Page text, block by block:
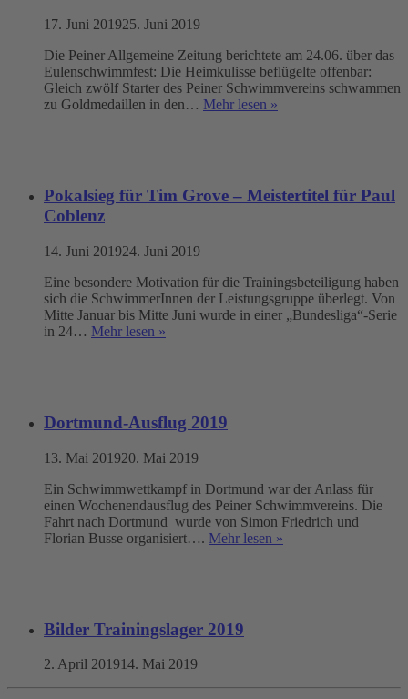
17. Juni 201925. Juni 2019
Die Peiner Allgemeine Zeitung berichtete am 24.06. über das
Eulenschwimmfest: Die Heimkulisse beflügelte offenbar:
Gleich zwölf Starter des Peiner Schwimmvereins schwammen
zu Goldmedaillen in den… Mehr lesen »
Pokalsieg für Tim Grove – Meistertitel für Paul
Coblenz
14. Juni 201924. Juni 2019
Eine besondere Motivation für die Trainingsbeteiligung haben
sich die SchwimmerInnen der Leistungsgruppe überlegt. Von
Mitte Januar bis Mitte Juni wurde in einer „Bundesliga“-Serie
in 24… Mehr lesen »
Dortmund-Ausflug 2019
13. Mai 201920. Mai 2019
Ein Schwimmwettkampf in Dortmund war der Anlass für
einen Wochenendausflug des Peiner Schwimmvereins. Die
Fahrt nach Dortmund wurde von Simon Friedrich und
Florian Busse organisiert…. Mehr lesen »
Bilder Trainingslager 2019
2. April 201914. Mai 2019